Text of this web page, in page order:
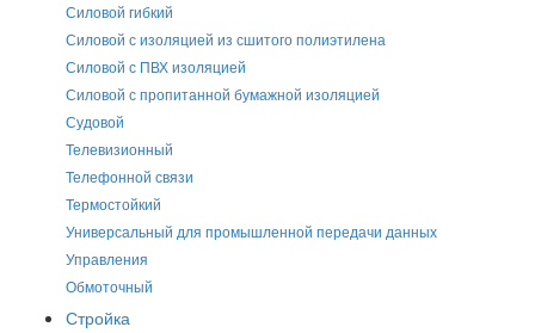
Силовой гибкий
Силовой с изоляцией из сшитого полиэтилена
Силовой с ПВХ изоляцией
Силовой с пропитанной бумажной изоляцией
Судовой
Телевизионный
Телефонной связи
Термостойкий
Универсальный для промышленной передачи данных
Управления
Обмоточный
Стройка